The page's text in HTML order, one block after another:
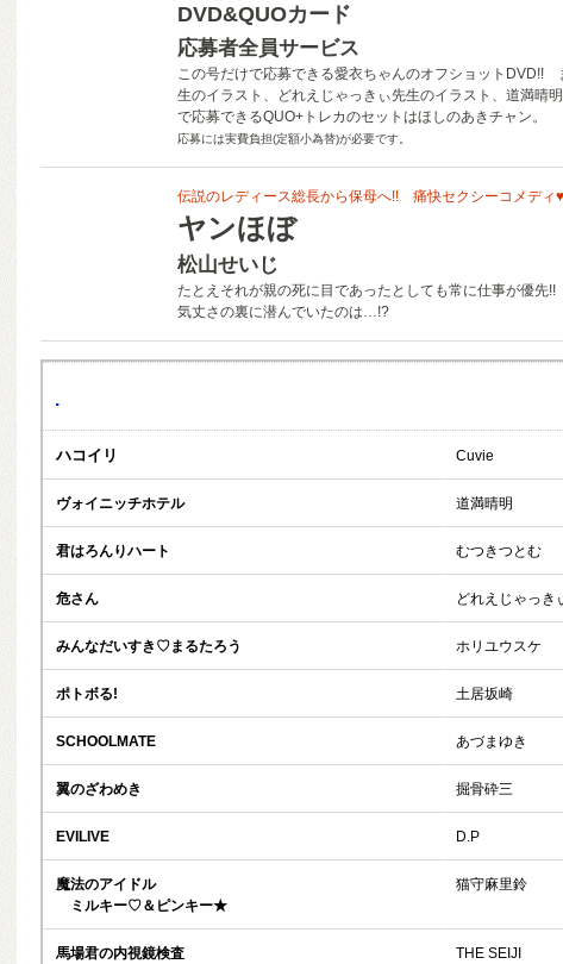
DVD&QUOカード
応募者全員サービス
この号だけで応募できる愛衣ちゃんのオフショットDVD!!
生のイラスト、どれえじゃっきぃ先生のイラスト、道満晴
で応募できるQUO+トレカのセットはほしのあきチャン。
応募には実費負担(定額小為替)が必要です。
伝説のレディース総長から保母へ!! 痛快セクシーコメディ♥
ヤンほぼ
松山せいじ
たとえそれが親の死に目であったとしても常に仕事が優
気丈さの裏に潜んでいたのは…!?
.
ハコイリ Cuvie
ヴォイニッチホテル 道満晴明
君はろんりハート むつきつとむ
危さん どれえじゃっき
みんなだいすき♡まるたろう ホリユウスケ
ポトボる! 土居坂崎
SCHOOLMATE あづまゆき
翼のざわめき 掘骨砕三
EVILIVE D.P
魔法のアイドル
ミルキー♡＆ピンキー★
猫守麻里鈴
馬場君の内視鏡検査 THE SEIJI